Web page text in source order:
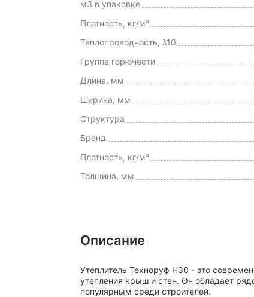
м3 в упаковке
Плотность, кг/м³
Теплопроводность, λ10
Группа горючести
Длина, мм
Ширина, мм
Структура
Бренд
Плотность, кг/м³
Толщина, мм
Описание
Утеплитель Техноруф Н30 - это
утепления крыш и стен. Он обладает
популярным среди строителей.